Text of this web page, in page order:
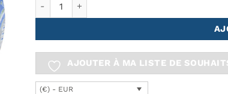
AJOUTER À MA LISTE DE
(€) - EUR